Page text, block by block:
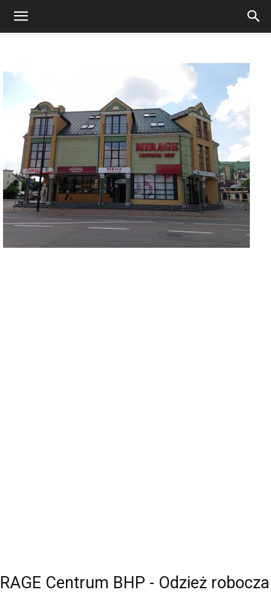
Centrum BHP - Odzież robocza